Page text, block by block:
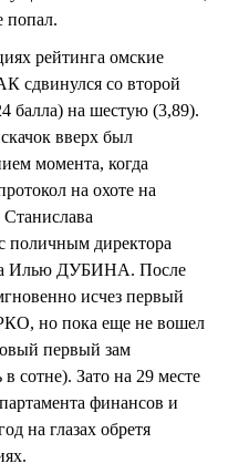
попал.
рейтинга омские
сдвинулся со второй
балла) на шестую (3,89).
вверх был
момента, когда
на охоте на
Станислава
директора
Илью ДУБИНА. После
исчез первый
но пока еще не вошел
первый зам
Зато на 29 месте
финансов и
на глазах обретя